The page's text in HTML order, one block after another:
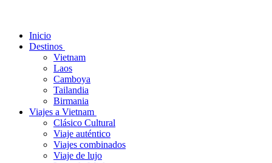
Inicio
Destinos
Vietnam
Laos
Camboya
Tailandia
Birmania
Viajes a Vietnam
Clásico Cultural
Viaje auténtico
Viajes combinados
Viaje de lujo